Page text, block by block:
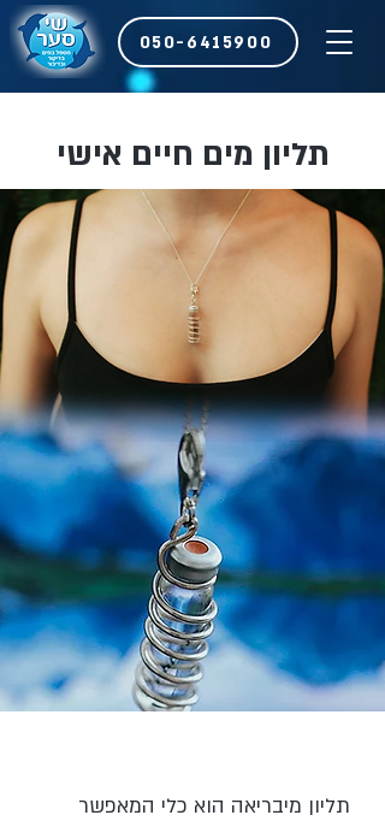
050-6415900
תליון מים חיים אישי
תליון מיבריאה הוא כלי המאפשר